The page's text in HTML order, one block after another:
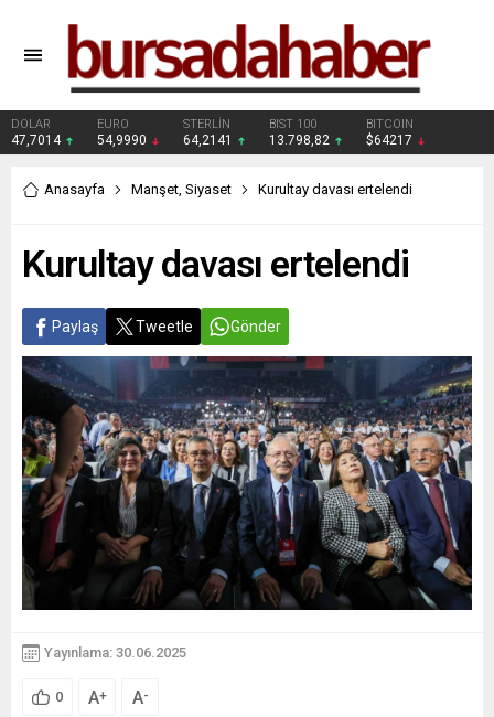
DOLAR
47,7014
EURO
54,9990
STERLİN
64,2141
BIST 100
13.798,82
BITCOIN
$64217
Anasayfa Manşet, Siyaset Kurultay davası ertelendi
Kurultay davası ertelendi
Paylaş Tweetle Gönder
Yayınlama: 30.06.2025
0 A+ A-